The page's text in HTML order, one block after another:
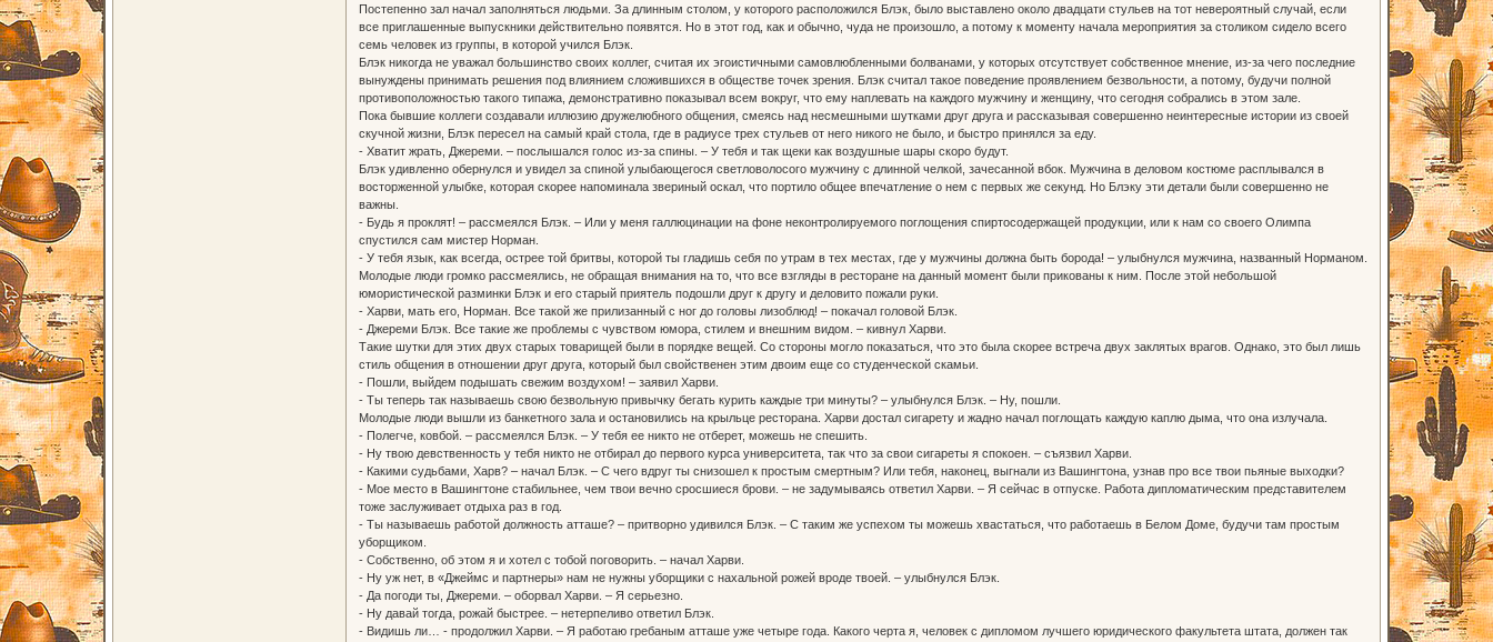
Постепенно зал начал заполняться людьми. За длинным столом, у которого расположился Блэк, было выставлено около двадцати стульев на тот невероятный случай, если
все приглашенные выпускники действительно появятся. Но в этот год, как и обычно, чуда не произошло, а потому к моменту начала мероприятия за столиком сидело всего
семь человек из группы, в которой учился Блэк.
Блэк никогда не уважал большинство своих коллег, считая их эгоистичными самовлюбленными болванами, у которых отсутствует собственное мнение, из-за чего последние
вынуждены принимать решения под влиянием сложившихся в обществе точек зрения. Блэк считал такое поведение проявлением безвольности, а потому, будучи полной
противоположностью такого типажа, демонстративно показывал всем вокруг, что ему наплевать на каждого мужчину и женщину, что сегодня собрались в этом зале.
Пока бывшие коллеги создавали иллюзию дружелюбного общения, смеясь над несмешными шутками друг друга и рассказывая совершенно неинтересные истории из своей
скучной жизни, Блэк пересел на самый край стола, где в радиусе трех стульев от него никого не было, и быстро принялся за еду.
- Хватит жрать, Джереми. – послышался голос из-за спины. – У тебя и так щеки как воздушные шары скоро будут.
Блэк удивленно обернулся и увидел за спиной улыбающегося светловолосого мужчину с длинной челкой, зачесанной вбок. Мужчина в деловом костюме расплывался в
восторженной улыбке, которая скорее напоминала звериный оскал, что портило общее впечатление о нем с первых же секунд. Но Блэку эти детали были совершенно не
важны.
- Будь я проклят! – рассмеялся Блэк. – Или у меня галлюцинации на фоне неконтролируемого поглощения спиртосодержащей продукции, или к нам со своего Олимпа
спустился сам мистер Норман.
- У тебя язык, как всегда, острее той бритвы, которой ты гладишь себя по утрам в тех местах, где у мужчины должна быть борода! – улыбнулся мужчина, названный Норманом.
Молодые люди громко рассмеялись, не обращая внимания на то, что все взгляды в ресторане на данный момент были прикованы к ним. После этой небольшой
юмористической разминки Блэк и его старый приятель подошли друг к другу и деловито пожали руки.
- Харви, мать его, Норман. Все такой же прилизанный с ног до головы лизоблюд! – покачал головой Блэк.
- Джереми Блэк. Все такие же проблемы с чувством юмора, стилем и внешним видом. – кивнул Харви.
Такие шутки для этих двух старых товарищей были в порядке вещей. Со стороны могло показаться, что это была скорее встреча двух заклятых врагов. Однако, это был лишь
стиль общения в отношении друг друга, который был свойственен этим двоим еще со студенческой скамьи.
- Пошли, выйдем подышать свежим воздухом! – заявил Харви.
- Ты теперь так называешь свою безвольную привычку бегать курить каждые три минуты? – улыбнулся Блэк. – Ну, пошли.
Молодые люди вышли из банкетного зала и остановились на крыльце ресторана. Харви достал сигарету и жадно начал поглощать каждую каплю дыма, что она излучала.
- Полегче, ковбой. – рассмеялся Блэк. – У тебя ее никто не отберет, можешь не спешить.
- Ну твою девственность у тебя никто не отбирал до первого курса университета, так что за свои сигареты я спокоен. – съязвил Харви.
- Какими судьбами, Харв? – начал Блэк. – С чего вдруг ты снизошел к простым смертным? Или тебя, наконец, выгнали из Вашингтона, узнав про все твои пьяные выходки?
- Мое место в Вашингтоне стабильнее, чем твои вечно сросшиеся брови. – не задумываясь ответил Харви. – Я сейчас в отпуске. Работа дипломатическим представителем
тоже заслуживает отдыха раз в год.
- Ты называешь работой должность атташе? – притворно удивился Блэк. – С таким же успехом ты можешь хвастаться, что работаешь в Белом Доме, будучи там простым
уборщиком.
- Собственно, об этом я и хотел с тобой поговорить. – начал Харви.
- Ну уж нет, в «Джеймс и партнеры» нам не нужны уборщики с нахальной рожей вроде твоей. – улыбнулся Блэк.
- Да погоди ты, Джереми. – оборвал Харви. – Я серьезно.
- Ну давай тогда, рожай быстрее. – нетерпеливо ответил Блэк.
- Видишь ли… - продолжил Харви. – Я работаю гребаным атташе уже четыре года. Какого черта я, человек с дипломом лучшего юридического факультета штата, должен так